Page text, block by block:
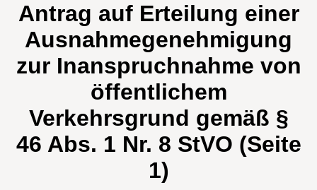
Antrag auf Erteilung einer
Ausnahmegenehmigung
zur Inanspruchnahme von
öffentlichem
Verkehrsgrund gemäß §
46 Abs. 1 Nr. 8 StVO (Seite
1)